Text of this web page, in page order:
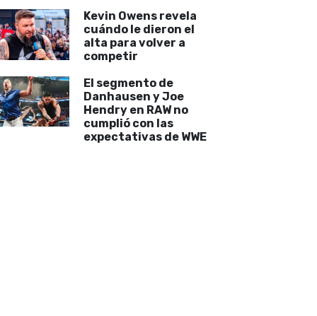
Kevin Owens revela
cuándo le dieron el
alta para volver a
competir
El segmento de
Danhausen y Joe
Hendry en RAW no
cumplió con las
expectativas de WWE